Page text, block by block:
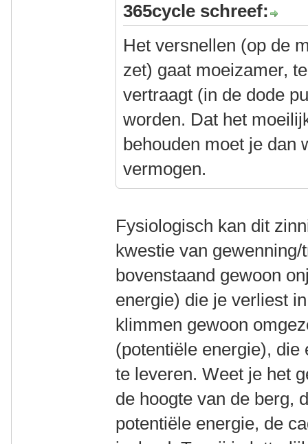
365cycle schreef:
Het versnellen (op de
zet) gaat moeizamer,
vertraagt (in de dode
worden. Dat het
behouden moet je dan
vermogen.
Fysiologisch kan dit
kwestie van
bovenstaand gewoon
energie) die je verliest
klimmen gewoon
(potentiële energie),
te leveren. Weet je het
de hoogte van de berg,
potentiële energie, de